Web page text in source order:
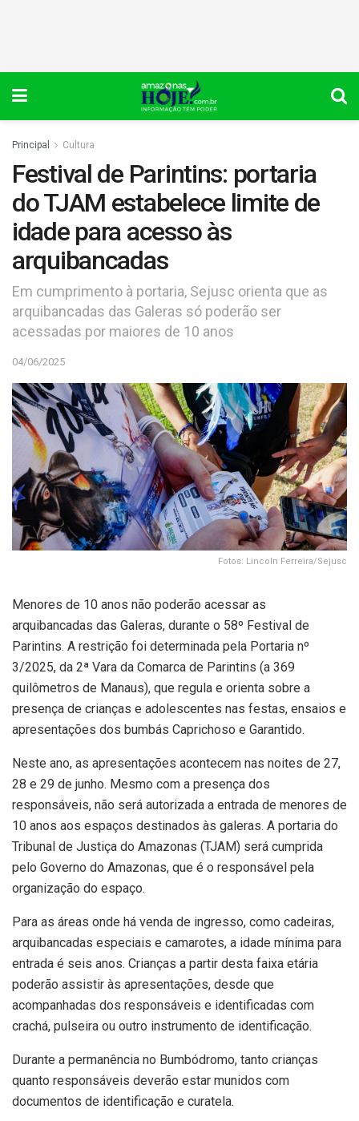
Principal Cultura
Festival de Parintins: portaria
do TJAM estabelece limite de
idade para acesso às
arquibancadas
Em cumprimento à portaria, Sejusc orienta que as
arquibancadas das Galeras só poderão ser
acessadas por maiores de 10 anos
04/06/2025
Fotos: Lincoln Ferreira/Sejusc
Menores de 10 anos não poderão acessar as
arquibancadas das Galeras, durante o 58º Festival de
Parintins. A restrição foi determinada pela Portaria nº
3/2025, da 2ª Vara da Comarca de Parintins (a 369
quilômetros de Manaus), que regula e orienta sobre a
presença de crianças e adolescentes nas festas, ensaios e
apresentações dos bumbás Caprichoso e Garantido.
Neste ano, as apresentações acontecem nas noites de 27,
28 e 29 de junho. Mesmo com a presença dos
responsáveis, não será autorizada a entrada de menores de
10 anos aos espaços destinados às galeras. A portaria do
Tribunal de Justiça do Amazonas (TJAM) será cumprida
pelo Governo do Amazonas, que é o responsável pela
organização do espaço.
Para as áreas onde há venda de ingresso, como cadeiras,
arquibancadas especiais e camarotes, a idade mínima para
entrada é seis anos. Crianças a partir desta faixa etária
poderão assistir às apresentações, desde que
acompanhadas dos responsáveis e identificadas com
crachá, pulseira ou outro instrumento de identificação.
Durante a permanência no Bumbódromo, tanto crianças
quanto responsáveis deverão estar munidos com
documentos de identificação e curatela.